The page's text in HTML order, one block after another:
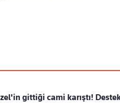
gittiği cami karıştı!